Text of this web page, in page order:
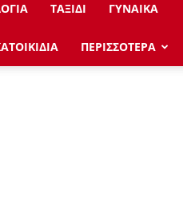
ΤΑΞΙΔΙ ΓΥΝΑΙΚΑ
ΠΕΡΙΣΣΟΤΕΡΑ